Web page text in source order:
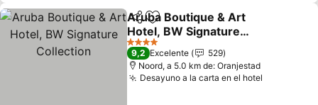
CompartirAgregar a favoritos
Aruba Boutique & Art
Hotel, BW Signature
Collection
Ver precios
4 Estrellas
9,2 Excelente
529
Noord, a 5.0 km de: Oranjestad
Desayuno a la carta en el hotel